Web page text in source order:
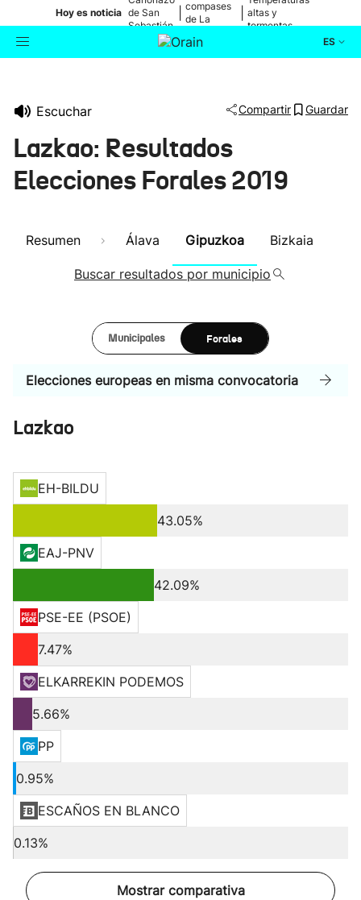
Hoy es noticia de San
Sebastián
compases
de La
altas y
tormentas
ES
Cultura
Escuchar Compartir Guardar
Lazkao: Resultados
Elecciones Forales 2019
Resumen Álava Gipuzkoa Bizkaia
Buscar resultados por municipio
Municipales Forales
Elecciones europeas en misma convocatoria
Lazkao
EH-BILDU
43.05%
EAJ-PNV
42.09%
PSE-EE (PSOE)
7.47%
ELKARREKIN PODEMOS
5.66%
PP
0.95%
ESCAÑOS EN BLANCO
0.13%
Mostrar comparativa